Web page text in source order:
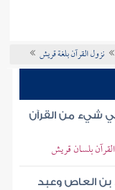
نزول القرآن بلغة قريش
شيء من القرآن
بلسان قريش
بن العاص وعبد